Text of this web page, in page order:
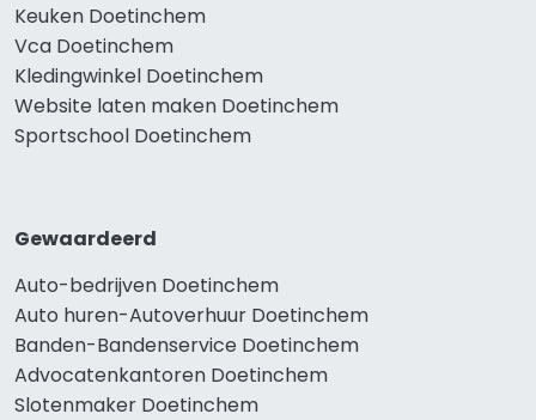
Keuken Doetinchem
Vca Doetinchem
Kledingwinkel Doetinchem
Website laten maken Doetinchem
Sportschool Doetinchem
Gewaardeerd
Auto-bedrijven Doetinchem
Auto huren-Autoverhuur Doetinchem
Banden-Bandenservice Doetinchem
Advocatenkantoren Doetinchem
Slotenmaker Doetinchem